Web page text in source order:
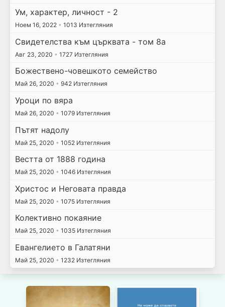
Ум, характер, личност - 2
Ноем 16, 2022 • 1013 Изтегляния
Свидетелства към църквата - том 8а
Авг 23, 2020 • 1727 Изтегляния
Божествено-човешкото семейство
Май 26, 2020 • 942 Изтегляния
Уроци по вяра
Май 26, 2020 • 1079 Изтегляния
Пътят надолу
Май 25, 2020 • 1052 Изтегляния
Вестта от 1888 година
Май 25, 2020 • 1046 Изтегляния
Христос и Неговата правда
Май 25, 2020 • 1075 Изтегляния
Колективно покаяние
Май 25, 2020 • 1035 Изтегляния
Евангелието в Галатяни
Май 25, 2020 • 1232 Изтегляния